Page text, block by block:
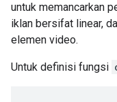
untuk memancarkan
iklan bersifat linear,
elemen video.
Untuk definisi fungsi